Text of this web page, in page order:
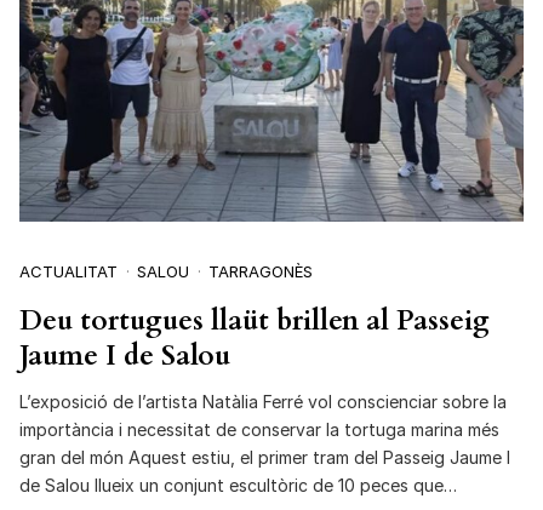
ACTUALITAT SALOU TARRAGONÈS
Deu tortugues llaüt brillen al Passeig
Jaume I de Salou
L’exposició de l’artista Natàlia Ferré vol conscienciar sobre la
importància i necessitat de conservar la tortuga marina més
gran del món Aquest estiu, el primer tram del Passeig Jaume I
de Salou llueix un conjunt escultòric de 10 peces que…